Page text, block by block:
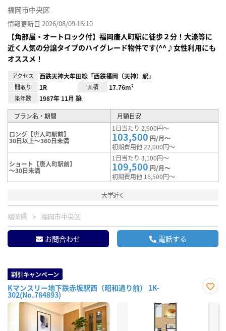
福岡市中央区
情報更新日 2026/08/09 16:10
【角部屋・オートロック付】福岡唐人町駅に徒歩２分！大濠等に
近く人気の分譲タイプのハイグレード物件です(^^♪女性利用にも
オススメ！
アクセス 西鉄天神大牟田線「西鉄福岡（天神）駅」
間取り 1R 面積 17.76m²
築年数 1987年 11月 築
プラン名・期間 月額目安
ロング【唐人町駅前】
30日以上～360日未満
1日当たり 2,900円～
103,500 円/月～
初期費用他 22,000円～
ショート【唐人町駅前】
～30日未満
1日当たり 3,100円～
109,500 円/月～
初期費用他 16,500円～
大学近く
福岡県 福岡市中央区
お問合わせ 電話する
割引キャンペーン
Kマンスリー地下鉄赤坂駅西（昭和通り前） 1K-
302(No.784893)
に入